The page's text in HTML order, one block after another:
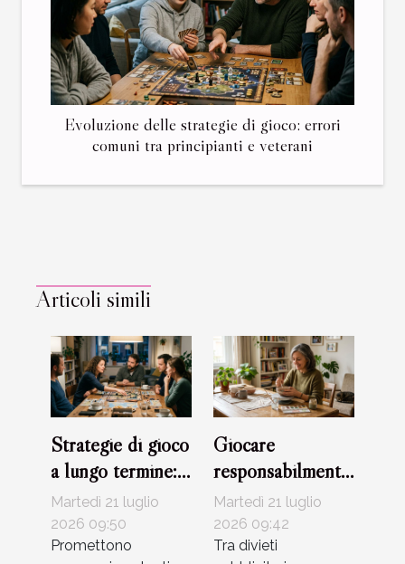
Evoluzione delle strategie di gioco: errori
comuni tra principianti e veterani
Articoli simili
Strategie di gioco
a lungo termine:
mito o realtà?
Martedì 21 luglio
2026 09:50
Promettono
Giocare
responsabilmente
per cambiare la
narrazione sul
mondo
Martedì 21 luglio
2026 09:42
Tra divieti